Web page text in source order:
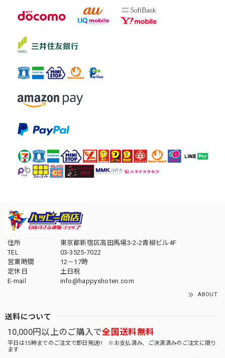
住所
東京都新宿区高田馬場3-2-2青柳ビル4F
TEL
03-3525-7022
営業時間
12－17時
定休日
土日祝
E-mail
info@happyshoten.com
ABOUT
送料について
10,000円以上のご購入で全国送料無料
平日は15時までのご注文で即日発送!! ※お支払済み、ご決済済みのご注文に限り
ます